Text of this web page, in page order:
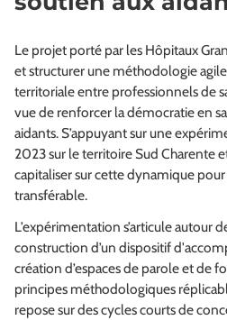
Le projet porté par les Hôpitaux
et structurer une méthodologie
territoriale entre professionnels de
vue de renforcer la démocratie en
aidants. S’appuyant sur une
2023 sur le territoire Sud Charente
capitaliser sur cette dynamique
transférable.
L’expérimentation s’articule autour
construction d’un dispositif
création d’espaces de parole et de
principes méthodologiques
repose sur des cycles courts de